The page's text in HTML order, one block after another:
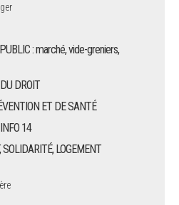
: marché, vide-greniers,
DROIT
ET DE SANTÉ
14
LOGEMENT